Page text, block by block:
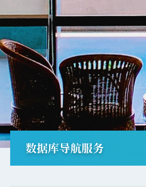
数据库导航服务